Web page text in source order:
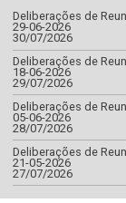
Deliberações de
29-06-2026
30/07/2026
Deliberações de
18-06-2026
29/07/2026
Deliberações de
05-06-2026
28/07/2026
Deliberações de
21-05-2026
27/07/2026